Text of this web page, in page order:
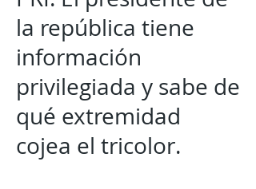
la república tiene
información
privilegiada y sabe de
qué extremidad
cojea el tricolor.